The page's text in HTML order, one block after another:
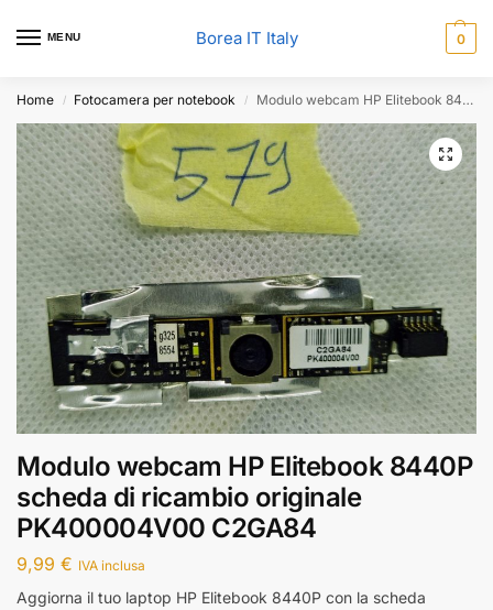
MENU Borea IT Italy 0
Home / Fotocamera per notebook / Modulo webcam HP Elitebook 8440P scheda di ricambio originale PK400004V00 C2GA84
Modulo webcam HP Elitebook 8440P
scheda di ricambio originale
PK400004V00 C2GA84
9,99 € IVA inclusa
Aggiorna il tuo laptop HP Elitebook 8440P con la scheda